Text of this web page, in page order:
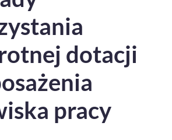
dotacji
pracy